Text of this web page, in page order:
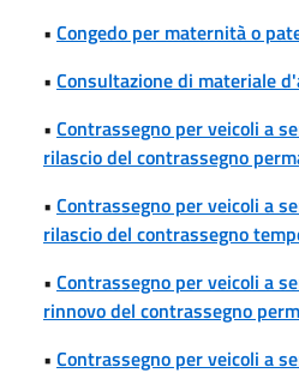
• Congedo per maternità o
• Consultazione di materiale
• Contrassegno per veicoli a
rilascio del contrassegno
• Contrassegno per veicoli a
rilascio del contrassegno
• Contrassegno per veicoli a
rinnovo del contrassegno
• Contrassegno per veicoli a